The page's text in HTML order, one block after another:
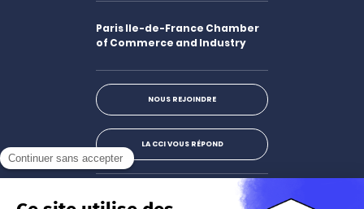
Paris Ile-de-France Chamber
of Commerce and Industry
NOUS REJOINDRE
LA CCI VOUS RÉPOND
Instagram